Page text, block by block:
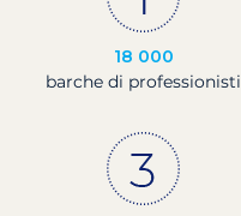
18 000
barche di professionisti